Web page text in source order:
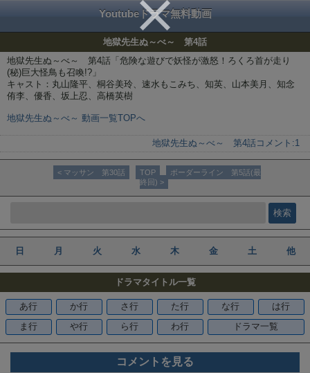
Youtubeドラマ無料動画
地獄先生ぬ～べ～ 第4話
地獄先生ぬ～べ～ 第4話「危険な遊びで妖怪が激怒！ろくろ首が走り
(秘)巨大怪鳥も召喚!?」
キャスト：丸山隆平、桐谷美玲、速水もこみち、知英、山本美月、知念
侑李、優香、坂上忍、高橋英樹
地獄先生ぬ～べ～ 動画一覧TOPへ
地獄先生ぬ～べ～ 第4話 コメント:1
< マッサン 第30話 TOP
ボーダーライン 第5話(最
終回) >
日 月 火 水 木 金 土 他
ドラマタイトル一覧
あ行 か行 さ行 た行 な行
は行
ま行
や行 ら行 わ行 ドラマ一覧
コメントを見る